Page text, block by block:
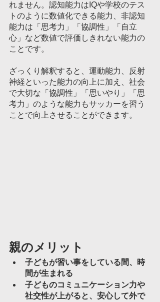
れません。認知能力はIQや学校のテス
トのように数値化できる能力、非認知
能力は「思考力」「協調性」「自立
心」など数値で評価しきれない能力の
ことです。
ざっくり解釈すると、運動能力、反射
神経といった能力の向上に加え、社会
で大切な「協調性」「思いやり」「思
考力」のような能力もサッカーを習う
ことで向上させることができます。
子どもが習い事をしている間、時
間が生まれる
子どものコミュニケーション力や
社交性が上がると、安心して外で